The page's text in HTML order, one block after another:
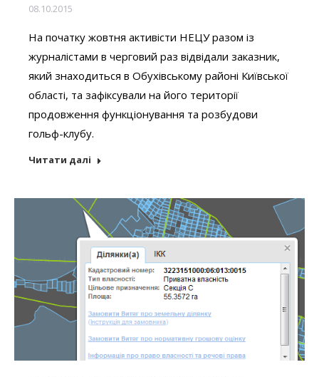
08.10.2015
На початку жовтня активісти НЕЦУ разом із
журналістами в черговий раз відвідали заказник,
який знаходиться в Обухівському районі Київської
області, та зафіксували на його території
продовження функціонування та розбудови
гольф-клубу.
Читати далі